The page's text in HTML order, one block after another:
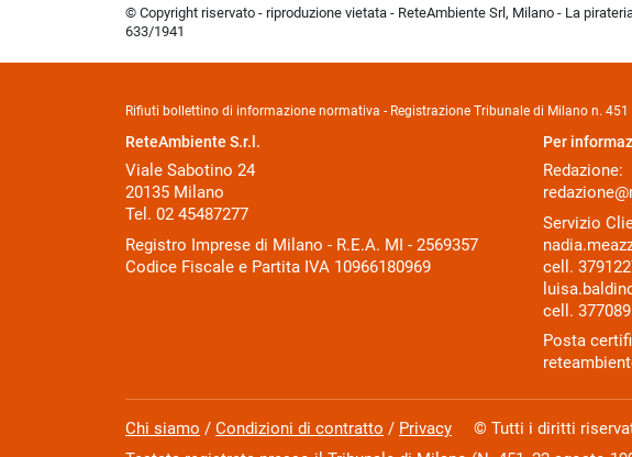
© Copyright riservato - riproduzione vietata - ReteAmbiente Srl, Milano - La
633/1941
Rifiuti bollettino di informazione normativa - Registrazione Tribunale di Milano n.
ReteAmbiente S.r.l.
Viale Sabotino 24
20135 Milano
Tel. 02 45487277
Registro Imprese di Milano - R.E.A. MI - 2569357
Codice Fiscale e Partita IVA 10966180969
Per
Redazione:
Servizio
cell.
cell.
Posta
Chi siamo / Condizioni di contratto / Privacy © Tutti i diritti riservati